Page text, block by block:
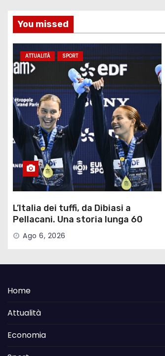
You missed
ATTUALITÀ SPORT
L’Italia dei tuffi, da Dibiasi a
Pellacani. Una storia lunga 60
anniAgo 6, 2026
Home
Attualità
Economia